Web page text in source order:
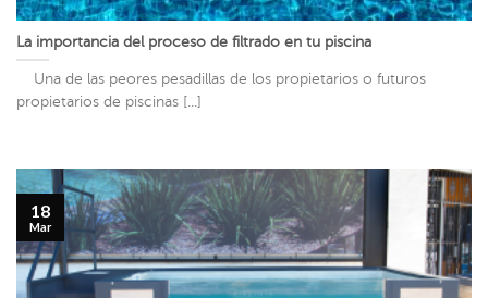
La importancia del proceso de filtrado en tu piscina
Una de las peores pesadillas de los propietarios o futuros
propietarios de piscinas [...]
18
Mar